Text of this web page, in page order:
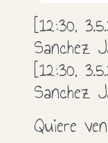
[12:30,
Sanchez
[12:30,
Sanchez
Quiere